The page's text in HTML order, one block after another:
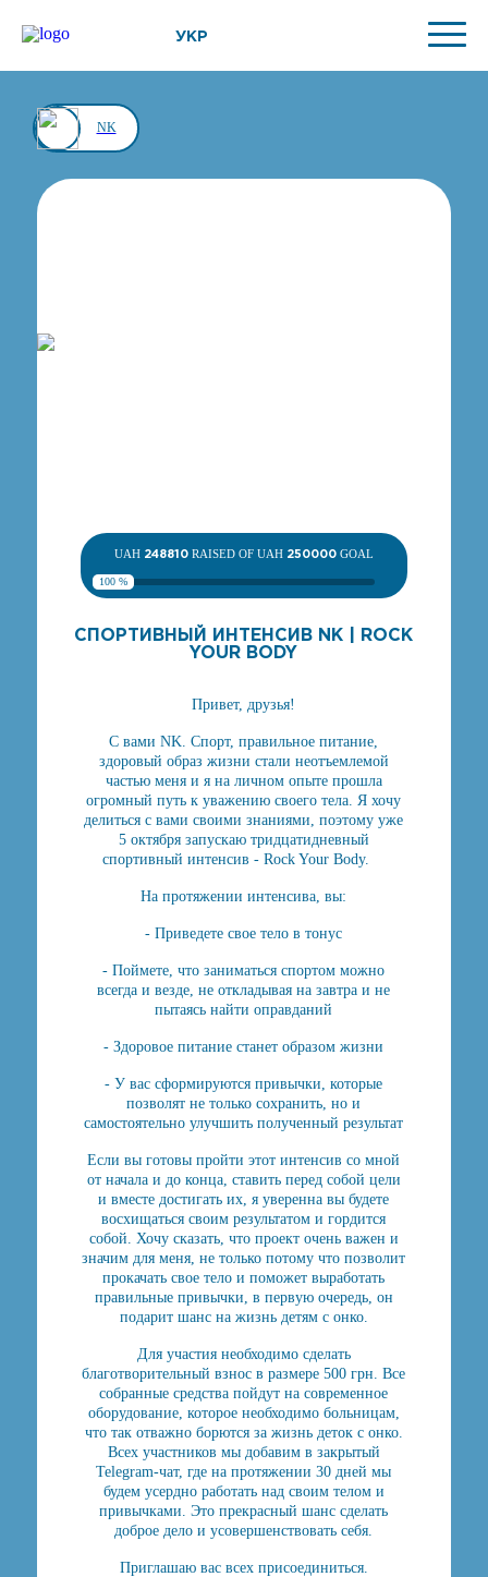
УКР
NK
UAH 248810RAISED OF UAH 250000GOAL
100 %
СПОРТИВНЫЙ ИНТЕНСИВ NK | ROCK
YOUR BODY
Привет, друзья!
С вами NK. Спорт, правильное питание,
здоровый образ жизни стали неотъемлемой
частью меня и я на личном опыте прошла
огромный путь к уважению своего тела. Я хочу
делиться с вами своими знаниями, поэтому уже
5 октября запускаю тридцатидневный
спортивный интенсив - Rock Your Body. ⠀
На протяжении интенсива, вы:
- Приведете свое тело в тонус
- Поймете, что заниматься спортом можно
всегда и везде, не откладывая на завтра и не
пытаясь найти оправданий
- Здоровое питание станет образом жизни
- У вас сформируются привычки, которые
позволят не только сохранить, но и
самостоятельно улучшить полученный результат
Если вы готовы пройти этот интенсив со мной
от начала и до конца, ставить перед собой цели
и вместе достигать их, я уверенна вы будете
восхищаться своим результатом и гордится
собой. Хочу сказать, что проект очень важен и
значим для меня, не только потому что позволит
прокачать свое тело и поможет выработать
правильные привычки, в первую очередь, он
подарит шанс на жизнь детям с онко.
Для участия необходимо сделать
благотворительный взнос в размере 500 грн. Все
собранные средства пойдут на современное
оборудование, которое необходимо больницам,
что так отважно борются за жизнь деток с онко.
Всех участников мы добавим в закрытый
Telegram-чат, где на протяжении 30 дней мы
будем усердно работать над своим телом и
привычками. Это прекрасный шанс сделать
доброе дело и усовершенствовать себя.
Приглашаю вас всех присоединиться.